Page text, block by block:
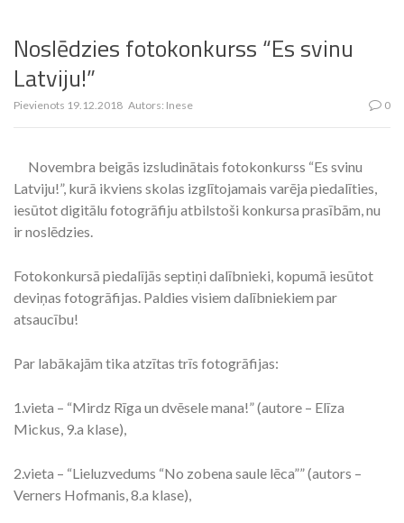
Noslēdzies fotokonkurss “Es svinu
Latviju!”
Pievienots 19.12.2018 Autors: Inese 0
Novembra beigās izsludinātais fotokonkurss “Es svinu
Latviju!”, kurā ikviens skolas izglītojamais varēja piedalīties,
iesūtot digitālu fotogrāfiju atbilstoši konkursa prasībām, nu
ir noslēdzies.
Fotokonkursā piedalījās septiņi dalībnieki, kopumā iesūtot
deviņas fotogrāfijas. Paldies visiem dalībniekiem par
atsaucību!
Par labākajām tika atzītas trīs fotogrāfijas:
1.vieta – “Mirdz Rīga un dvēsele mana!” (autore – Elīza
Mickus, 9.a klase),
2.vieta – “Lieluzvedums “No zobena saule lēca”” (autors –
Verners Hofmanis, 8.a klase),